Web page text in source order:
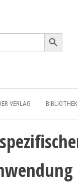
Search Button
VERLAG